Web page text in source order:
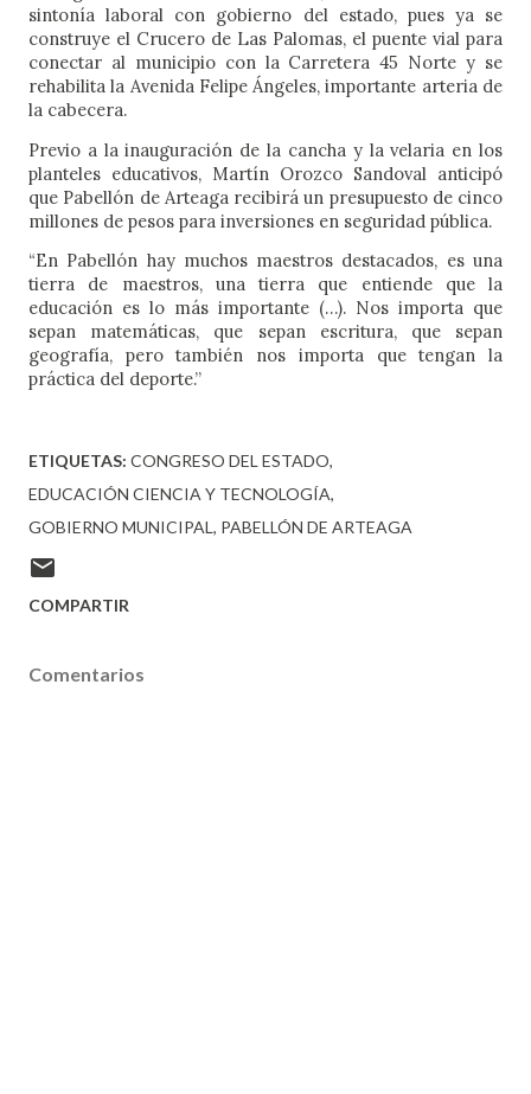
sintonía laboral con gobierno del estado, pues ya se
construye el Crucero de Las Palomas, el puente vial para
conectar al municipio con la Carretera 45 Norte y se
rehabilita la Avenida Felipe Ángeles, importante arteria de
la cabecera.
Previo a la inauguración de la cancha y la velaria en los
planteles educativos, Martín Orozco Sandoval anticipó
que Pabellón de Arteaga recibirá un presupuesto de cinco
millones de pesos para inversiones en seguridad pública.
“En Pabellón hay muchos maestros destacados, es una
tierra de maestros, una tierra que entiende que la
educación es lo más importante (…). Nos importa que
sepan matemáticas, que sepan escritura, que sepan
geografía, pero también nos importa que tengan la
práctica del deporte.”
ETIQUETAS: CONGRESO DEL ESTADO
EDUCACIÓN CIENCIA Y TECNOLOGÍA
GOBIERNO MUNICIPAL
PABELLÓN DE ARTEAGA
COMPARTIR
Comentarios